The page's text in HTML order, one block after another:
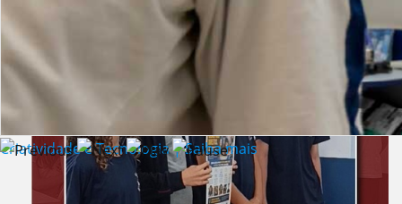
Criatividade e Tecnologia | Saiba mais